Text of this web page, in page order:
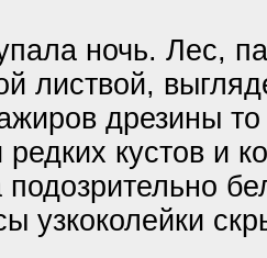
ночь. Лес,
листвой,
дрезины
редких кустов и
подозрительно
узкоколейки